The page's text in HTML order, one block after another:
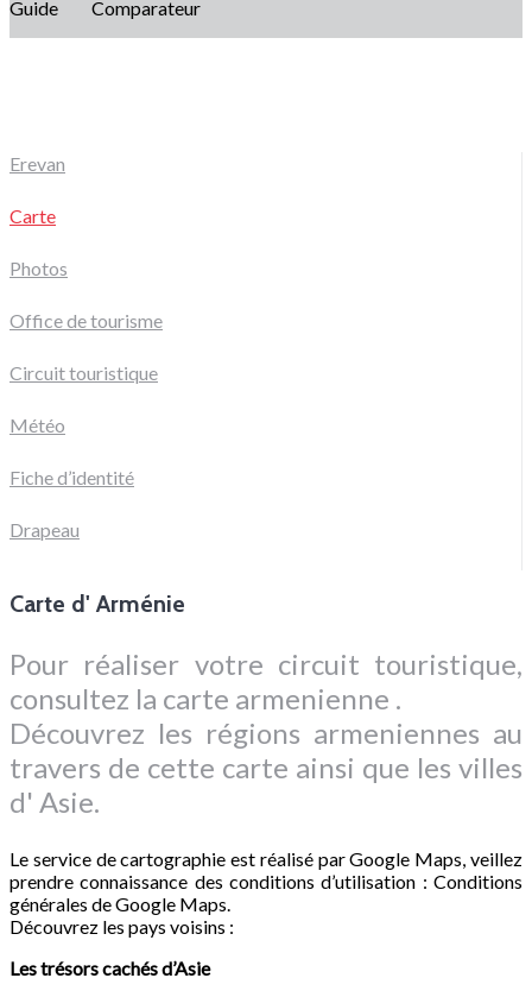
Guide Comparateur
Erevan
Carte
Photos
Office de tourisme
Circuit touristique
Météo
Fiche d’identité
Drapeau
Carte d' Arménie
Pour réaliser votre circuit touristique,
consultez la carte armenienne .
Découvrez les régions armeniennes au
travers de cette carte ainsi que les villes
d' Asie.
Le service de cartographie est réalisé par Google Maps, veillez
prendre connaissance des conditions d’utilisation : Conditions
générales de Google Maps.
Découvrez les pays voisins :
Les trésors cachés d’Asie